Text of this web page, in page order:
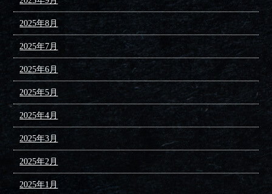
2025年8月
2025年7月
2025年6月
2025年5月
2025年4月
2025年3月
2025年2月
2025年1月